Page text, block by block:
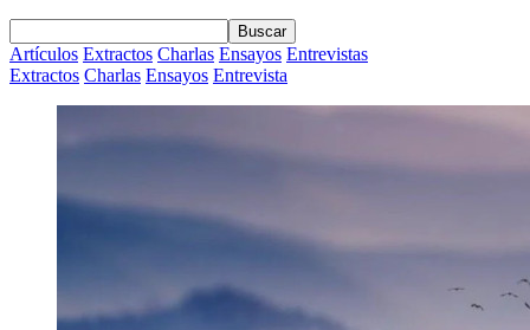
Buscar
Artículos Extractos Charlas Ensayos Entrevistas
Extractos Charlas Ensayos Entrevista